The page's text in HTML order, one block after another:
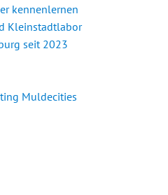
kennenlernen
Kleinstadtlabor
seit 2023
Muldecities